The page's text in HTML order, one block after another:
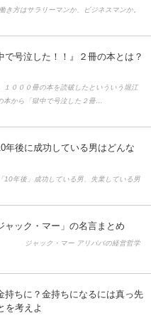
き方はサラリーマンか、ビジネスマンか。
で号泣した！！』２冊の本とは？
１０００冊の本を読破したといういう堀江
本から「獄中で号泣した２冊…
年後に成功している男はどんな
「10年後」成功している男、失業している男
ャック・マー」の名言まとめ
ジャック・マー アリババの経営哲学
持ちに？金持ちになるには真っ先
を考えよ